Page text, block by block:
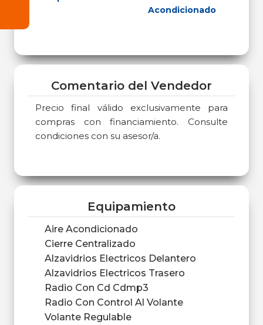
Acondicionado
Comentario del Vendedor
Precio final válido exclusivamente para
compras con financiamiento. Consulte
condiciones con su asesor/a.
Equipamiento
Aire Acondicionado
Cierre Centralizado
Alzavidrios Electricos Delantero
Alzavidrios Electricos Trasero
Radio Con Cd Cdmp3
Radio Con Control Al Volante
Volante Regulable